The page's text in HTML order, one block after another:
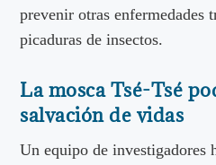
prevenir otras enfermedades
picaduras de insectos.
La mosca Tsé-Tsé
salvación de vidas
Un equipo de investigadores